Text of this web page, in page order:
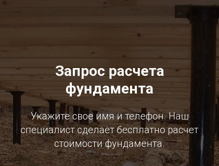
Запрос расчета
фундамента
Укажите свое имя и телефон. Наш
специалист сделает бесплатно расчет
стоимости фундамента.